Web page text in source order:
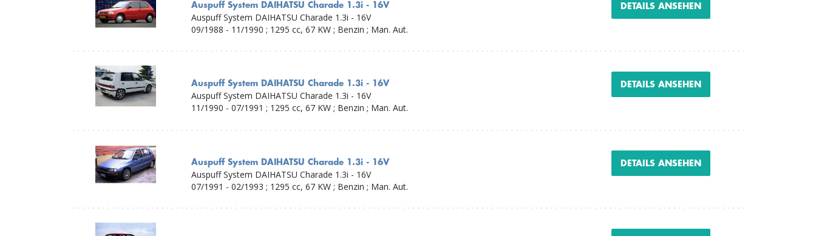
Auspuff System DAIHATSU Charade 1.3i - 16V
Auspuff System DAIHATSU Charade 1.3i - 16V
09/1988 - 11/1990 ; 1295 cc, 67 KW ; Benzin ; Man. Aut.
DETAILS ANSEHEN
Auspuff System DAIHATSU Charade 1.3i - 16V
Auspuff System DAIHATSU Charade 1.3i - 16V
11/1990 - 07/1991 ; 1295 cc, 67 KW ; Benzin ; Man. Aut.
DETAILS ANSEHEN
Auspuff System DAIHATSU Charade 1.3i - 16V
Auspuff System DAIHATSU Charade 1.3i - 16V
07/1991 - 02/1993 ; 1295 cc, 67 KW ; Benzin ; Man. Aut.
DETAILS ANSEHEN